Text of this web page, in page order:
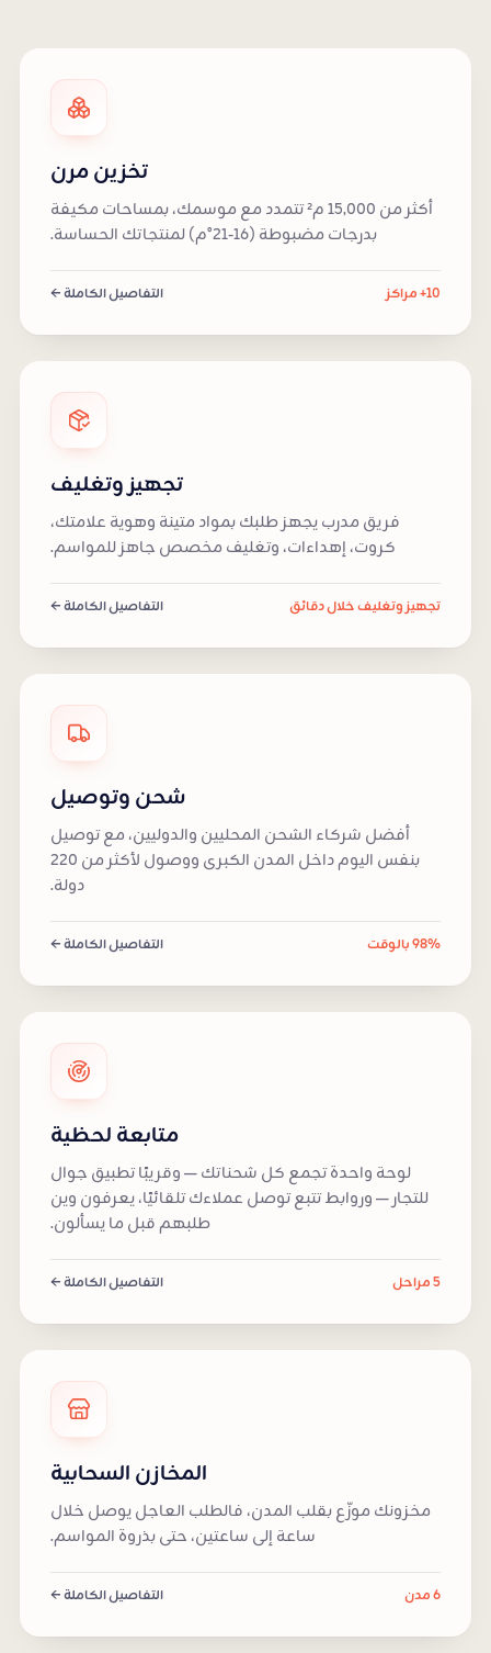
تخزين مرن
أكثر من 15,000 م² تتمدد مع موسمك، بمساحات مكيفة
بدرجات مضبوطة (16-21°م) لمنتجاتك الحساسة.
10+ مراكز التفاصيل الكاملة ←
تجهيز وتغليف
فريق مدرب يجهز طلبك بمواد متينة وهوية علامتك،
كروت، إهداءات، وتغليف مخصص جاهز للمواسم.
تجهيز وتغليف خلال دقائق التفاصيل الكاملة ←
شحن وتوصيل
أفضل شركاء الشحن المحليين والدوليين، مع توصيل
بنفس اليوم داخل المدن الكبرى ووصول لأكثر من 220
دولة.
98% بالوقت التفاصيل الكاملة ←
متابعة لحظية
لوحة واحدة تجمع كل شحناتك — وقريبًا تطبيق جوال
للتجار — وروابط تتبع توصل عملاءك تلقائيًا، يعرفون وين
طلبهم قبل ما يسألون.
5 مراحل التفاصيل الكاملة ←
المخازن السحابية
مخزونك موزّع بقلب المدن، فالطلب العاجل يوصل خلال
ساعة إلى ساعتين، حتى بذروة المواسم.
6 مدن التفاصيل الكاملة ←